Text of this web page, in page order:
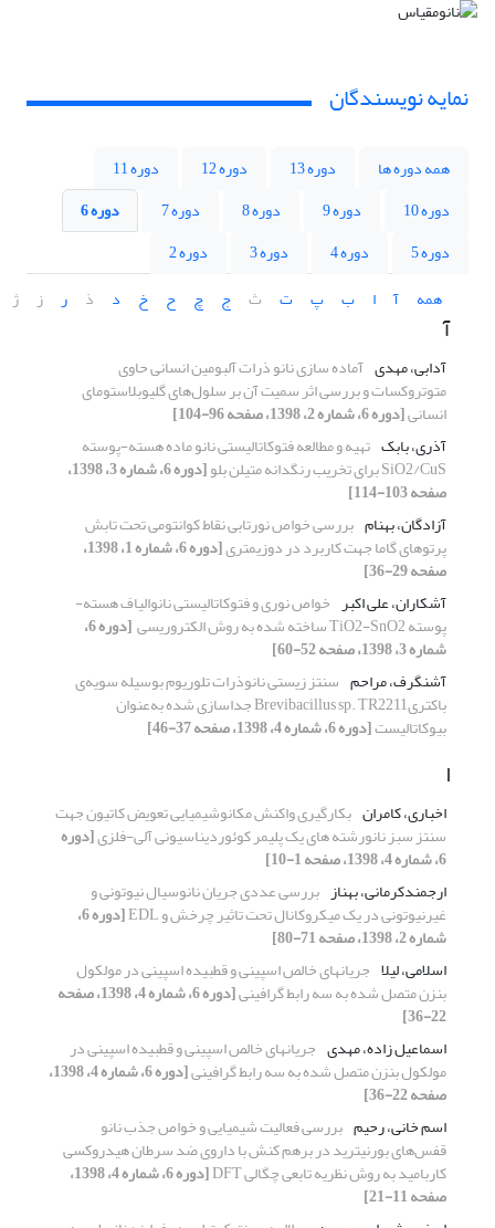
نمایه نویسندگان
همه دوره ها دوره 13 دوره 12
دوره 11
دوره 10
دوره 9 دوره 8 دوره 7
دوره 6
دوره 5
دوره 4 دوره 3
دوره 2
همه
آ ا ب پ ت ث ج چ ح خ د ذ ر ز ژ
آ
آدابی، مهدی آماده سازی نانو ذرات آلبومین انسانی حاوی
متوتروکسات و بررسی اثر سمیت آن بر سلول‌های گلیوبلاستومای
انسانی[دوره 6، شماره 2، 1398، صفحه 96-104]
آذری، بابک تهیه و مطالعه فتوکاتالیستی نانو ماده هسته-پوسته
SiO2/CuS برای تخریب رنگدانه متیلن بلو [دوره 6، شماره 3، 1398،
صفحه 103-114]
آزادگان، بهنام بررسی خواص نورتابی نقاط کوانتومی تحت تابش
پرتوهای گاما جهت کاربرد در دوزیمتری [دوره 6، شماره 1، 1398،
صفحه 29-36]
آشکاران، علی اکبر خواص نوری و فتوکاتالیستی نانوالیاف هسته-
پوسته‎ TiO2-SnO2 ‎ساخته ‏شده به روش الکتروریسی ‏ [دوره 6،
شماره 3، 1398، صفحه 52-60]
آشنگرف، مراحم سنتز زیستی نانوذرات تلوریوم بوسیله سویه‌ی
باکتریBrevibacillus sp. TR2211 جداسازی شده به‌عنوان
بیوکاتالیست[دوره 6، شماره 4، 1398، صفحه 37-46]
ا
اخباری، کامران بکارگیری واکنش مکانوشیمیایی تعویض کاتیون جهت
سنتز سبز نانورشته های یک پلیمر کوئوردیناسیونی آلی-فلزی[دوره
6، شماره 4، 1398، صفحه 1-10]
ارجمندکرمانی، بهناز بررسی عددی جریان نانوسیال نیوتونی و
غیرنیوتونی در یک میکروکانال تحت تاثیر چرخش و EDL [دوره 6،
شماره 2، 1398، صفحه 71-80]
اسلامی، لیلا جریانهای خالص اسپینی و قطبیده اسپینی در مولکول
بنزن متصل شده به سه رابط گرافینی [دوره 6، شماره 4، 1398، صفحه
22-36]
اسماعیل زاده، مهدی جریانهای خالص اسپینی و قطبیده اسپینی در
مولکول بنزن متصل شده به سه رابط گرافینی [دوره 6، شماره 4، 1398،
صفحه 22-36]
اسم خانی، رحیم بررسی فعالیت شیمیایی و خواص جذب نانو
قفس‌های بورنیترید در برهم کنش با داروی ضد سرطان هیدروکسی
کاربامید به روش نظریه تابعی چگالی DFT [دوره 6، شماره 4، 1398،
صفحه 11-21]